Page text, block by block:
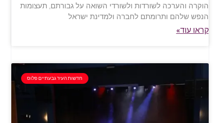
הוקרה והערכה לשורדות ולשורדי השואה על גבורתם, תעצומות
הנפש שלהם ותרומתם לחברה ולמדינת ישראל
קראו עוד»
חדשות העיר גבעתיים פלוס